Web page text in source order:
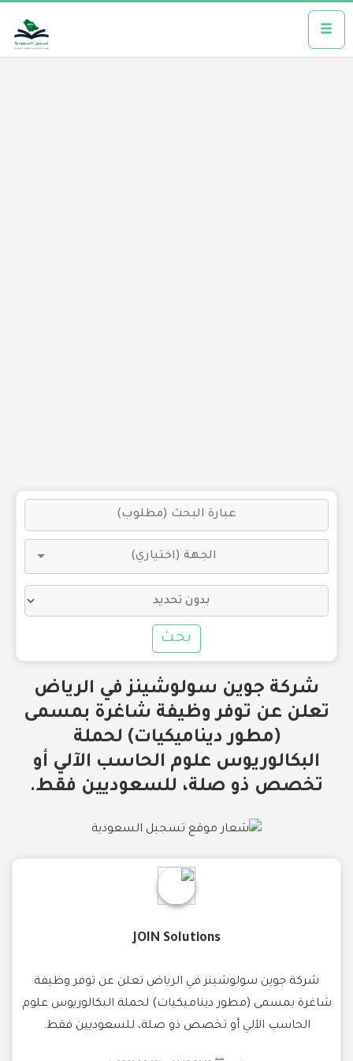
بحث
شركة جوين سولوشينز في الرياض
تعلن عن توفر وظيفة شاغرة بمسمى
(مطور ديناميكيات) لحملة
البكالوريوس علوم الحاسب الآلي أو
تخصص ذو صلة، للسعوديين فقط.
JOIN Solutions
شركة جوين سولوشينز في الرياض تعلن عن توفر وظيفة
شاغرة بمسمى (مطور ديناميكيات) لحملة البكالوريوس علوم
الحاسب الآلي أو تخصص ذو صلة، للسعوديين فقط.